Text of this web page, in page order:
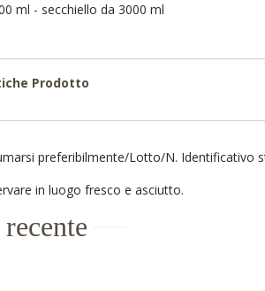
ml - secchiello da 3000 ml
Prodotto
preferibilmente/Lotto/N. Identificativo
in luogo fresco e asciutto.